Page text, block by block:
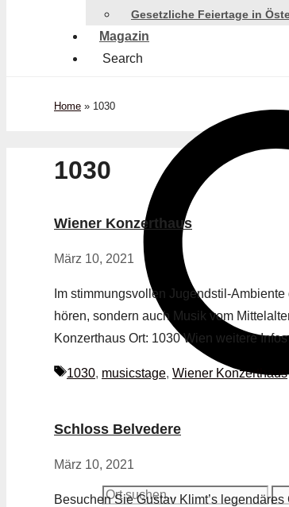
Gesetzliche Feiertage in
Magazin
Search
Home » 1030
1030
Wiener Konzerthaus
März 10, 2021
Im stimmungsvollen Jugendstil-
hören, sondern auch Musik vom
Konzerthaus Ort: 1030 Wien weitere
Schlagwörter
1030, musicstage, Wiener Konzerthaus
Schloss Belvedere
März 10, 2021
Besuchen Sie Gustav Klimt’s